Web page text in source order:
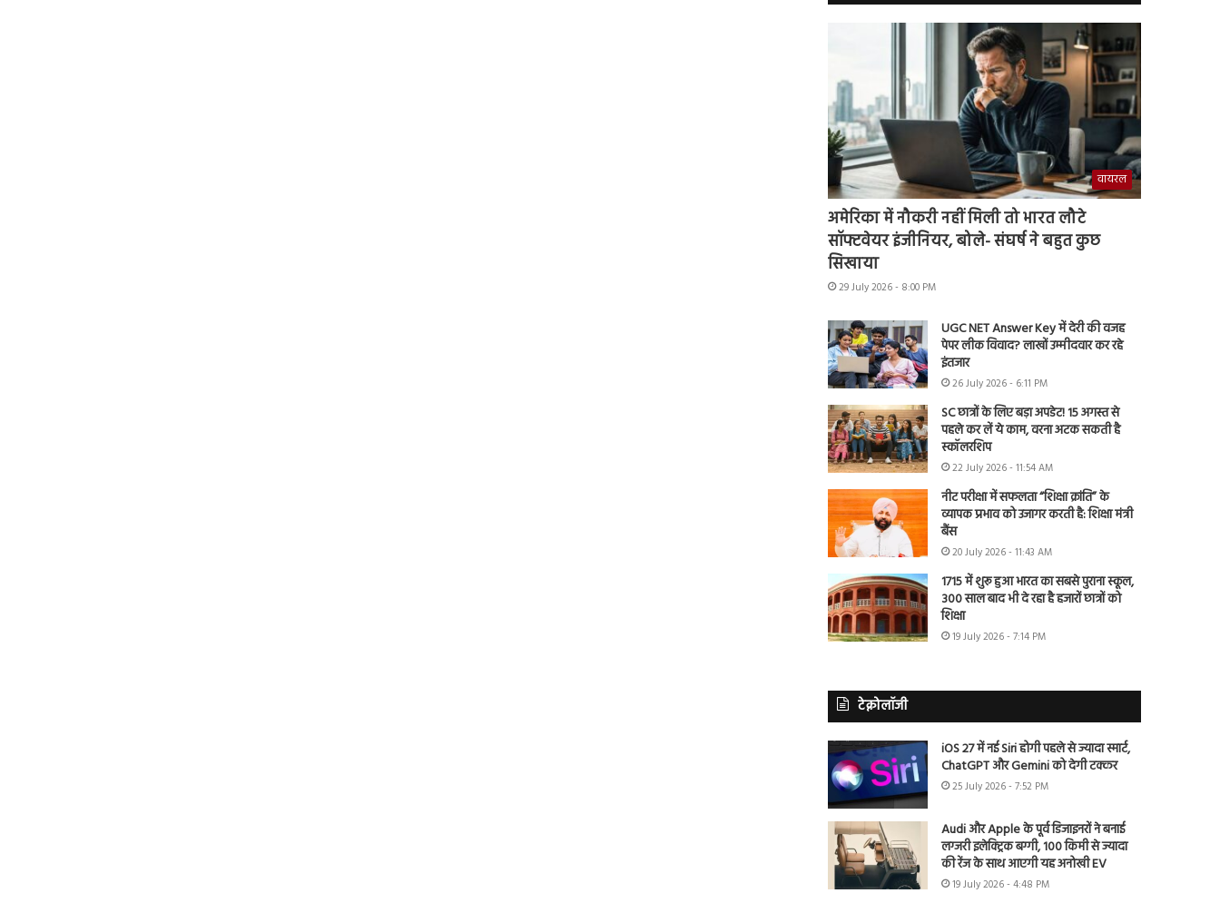
वायरल
अमेरिका में नौकरी नहीं मिली तो भारत लौटे
सॉफ्टवेयर इंजीनियर, बोले- संघर्ष ने बहुत कुछ
सिखाया
29 July 2026 - 8:00 PM
UGC NET Answer Key में देरी की वजह
पेपर लीक विवाद? लाखों उम्मीदवार कर रहे
इंतजार
26 July 2026 - 6:11 PM
SC छात्रों के लिए बड़ा अपडेट! 15 अगस्त से
पहले कर लें ये काम, वरना अटक सकती है
स्कॉलरशिप
22 July 2026 - 11:54 AM
नीट परीक्षा में सफलता “शिक्षा क्रांति” के
व्यापक प्रभाव को उजागर करती है: शिक्षा मंत्री
बैंस
20 July 2026 - 11:43 AM
1715 में शुरू हुआ भारत का सबसे पुराना स्कूल,
300 साल बाद भी दे रहा है हजारों छात्रों को
शिक्षा
19 July 2026 - 7:14 PM
टेक्नोलॉजी
iOS 27 में नई Siri होगी पहले से ज्यादा स्मार्ट,
ChatGPT और Gemini को देगी टक्कर
25 July 2026 - 7:52 PM
Audi और Apple के पूर्व डिजाइनरों ने बनाई
लग्जरी इलेक्ट्रिक बग्गी, 100 किमी से ज्यादा
की रेंज के साथ आएगी यह अनोखी EV
19 July 2026 - 4:48 PM